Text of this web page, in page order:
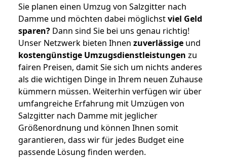
Sie planen einen Umzug von Salzgitter nach
Damme und möchten dabei möglichstviel Geld
sparen? Dann sind Sie bei uns genau richtig!
Unser Netzwerk bieten Ihnen zuverlässige und
kostengünstige Umzugsdienstleistungen zu
fairen Preisen, damit Sie sich um nichts anderes
als die wichtigen Dinge in Ihrem neuen Zuhause
kümmern müssen. Weiterhin verfügen wir über
umfangreiche Erfahrung mit Umzügen von
Salzgitter nach Damme mit jeglicher
Größenordnung und können Ihnen somit
garantieren, dass wir für jedes Budget eine
passende Lösung finden werden.